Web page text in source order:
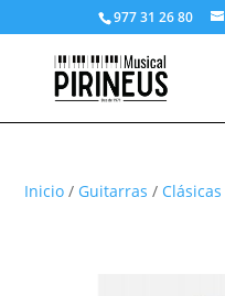
977 31 26 80
Inicio / Guitarras / Clásicas